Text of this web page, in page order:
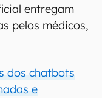
entregam
pelos médicos,
dos chatbots
e